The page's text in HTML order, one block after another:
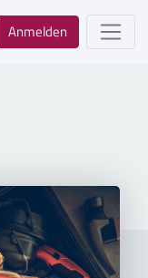
Anmelden